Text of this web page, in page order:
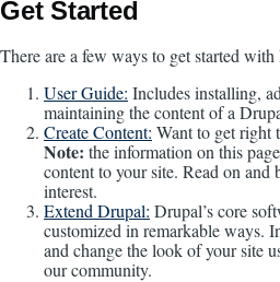
Get Started
There are a few ways to get started
User Guide: Includes installing,
maintaining the content of a
Create Content: Want to get right
Note: the information on this
content to your site. Read on and
interest.
Extend Drupal: Drupal’s core
customized in remarkable ways.
and change the look of your site
our community.